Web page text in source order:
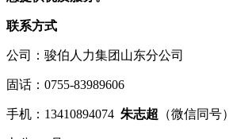
联系方式
公司：骏伯人力集团山东分公司
固话：0755-83989606
手机：13410894074 朱志超 （微信同号）